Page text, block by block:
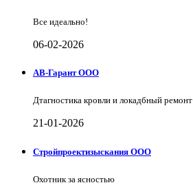
Все идеально!
06-02-2026
АВ-Гарант ООО
Дтагностика кровли и локадбный ремонт
21-01-2026
Стройпроектизыскания ООО
Охотник за ясностью